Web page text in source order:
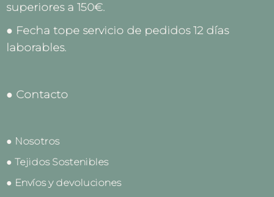
superiores a 150€.
● Fecha tope servicio de pedidos 12 días
laborables.
● Contacto
● Nosotros
● Tejidos Sostenibles
● Envíos y devoluciones